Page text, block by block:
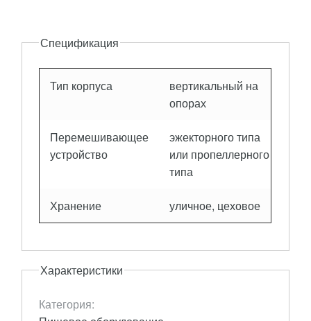
Описание
Спецификация
Тип корпуса
вертикальный на
опорах
Перемешивающее
устройство
эжекторного типа
или пропеллерного
типа
Хранение уличное, цеховое
Характеристики
Категория: